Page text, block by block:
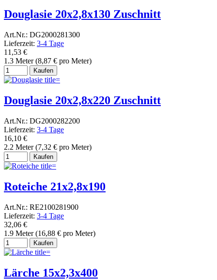
Douglasie 20x2,8x130 Zuschnitt
Art.Nr.: DG2000281300
Lieferzeit: 3-4 Tage
11,53 €
1.3 Meter (8,87 € pro Meter)
Kaufen
Douglasie 20x2,8x220 Zuschnitt
Art.Nr.: DG2000282200
Lieferzeit: 3-4 Tage
16,10 €
2.2 Meter (7,32 € pro Meter)
Kaufen
Roteiche 21x2,8x190
Art.Nr.: RE2100281900
Lieferzeit: 3-4 Tage
32,06 €
1.9 Meter (16,88 € pro Meter)
Kaufen
Lärche 15x2,3x400